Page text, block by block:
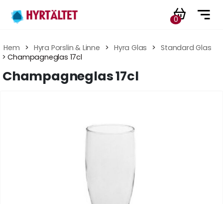
0
Hem > Hyra Porslin & Linne > Hyra Glas > Standard Glas
> Champagneglas 17cl
Champagneglas 17cl